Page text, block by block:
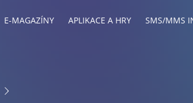
E-MAGAZÍNY APLIKACE A HRY SMS/MMS